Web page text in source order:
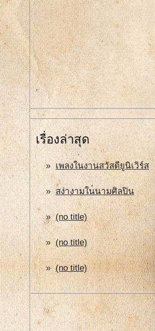
เรื่องล่าสุด
เพลงในงานสวัสดียูนิเวิร์ส
สง่างามในนามศิลปิน
(no title)
(no title)
(no title)